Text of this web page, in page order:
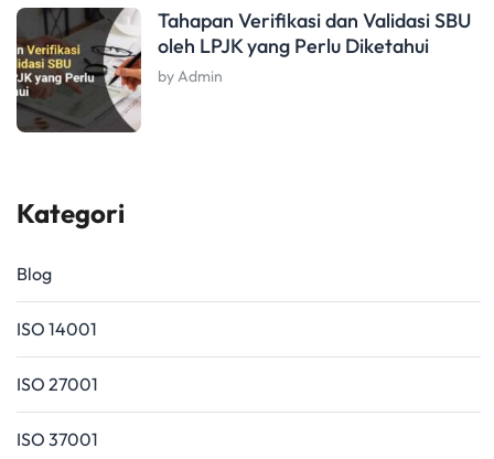
Tahapan Verifikasi dan Validasi SBU
oleh LPJK yang Perlu Diketahui
by Admin
Kategori
Blog
ISO 14001
ISO 27001
ISO 37001